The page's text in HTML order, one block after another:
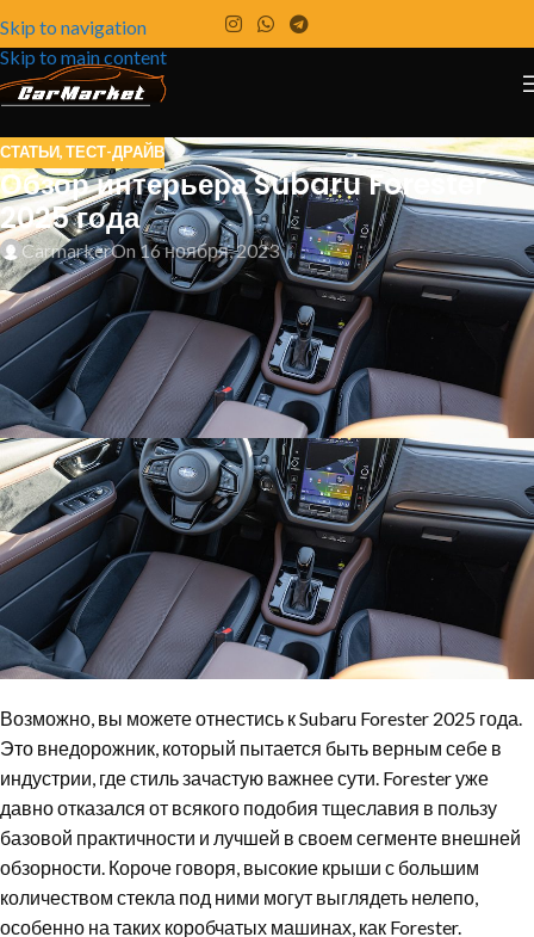
Skip to navigation
Skip to main content
СТАТЬИ,ТЕСТ-ДРАЙВ
Обзор интерьера Subaru Forester
2025 года
CarmarkerOn 16 ноября, 2023
Что в салоне Subaru сделано правильно и
неправильно — от человека, у которого за рулем
Forester.
Возможно, вы можете отнестись к Subaru Forester 2025 года.
Это внедорожник, который пытается быть верным себе в
индустрии, где стиль зачастую важнее сути. Forester уже
давно отказался от всякого подобия тщеславия в пользу
базовой практичности и лучшей в своем сегменте внешней
обзорности. Короче говоря, высокие крыши с большим
количеством стекла под ними могут выглядеть нелепо,
особенно на таких коробчатых машинах, как Forester.